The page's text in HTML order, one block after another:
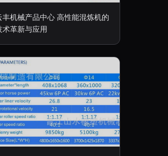
丰机械产品中心 高性能混炼机的
术革新与应用